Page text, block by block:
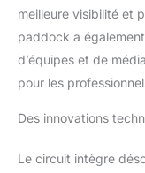
meilleure visibilité et
paddock a
d’équipes et de
pour les
Des innovations
Le circuit intègre